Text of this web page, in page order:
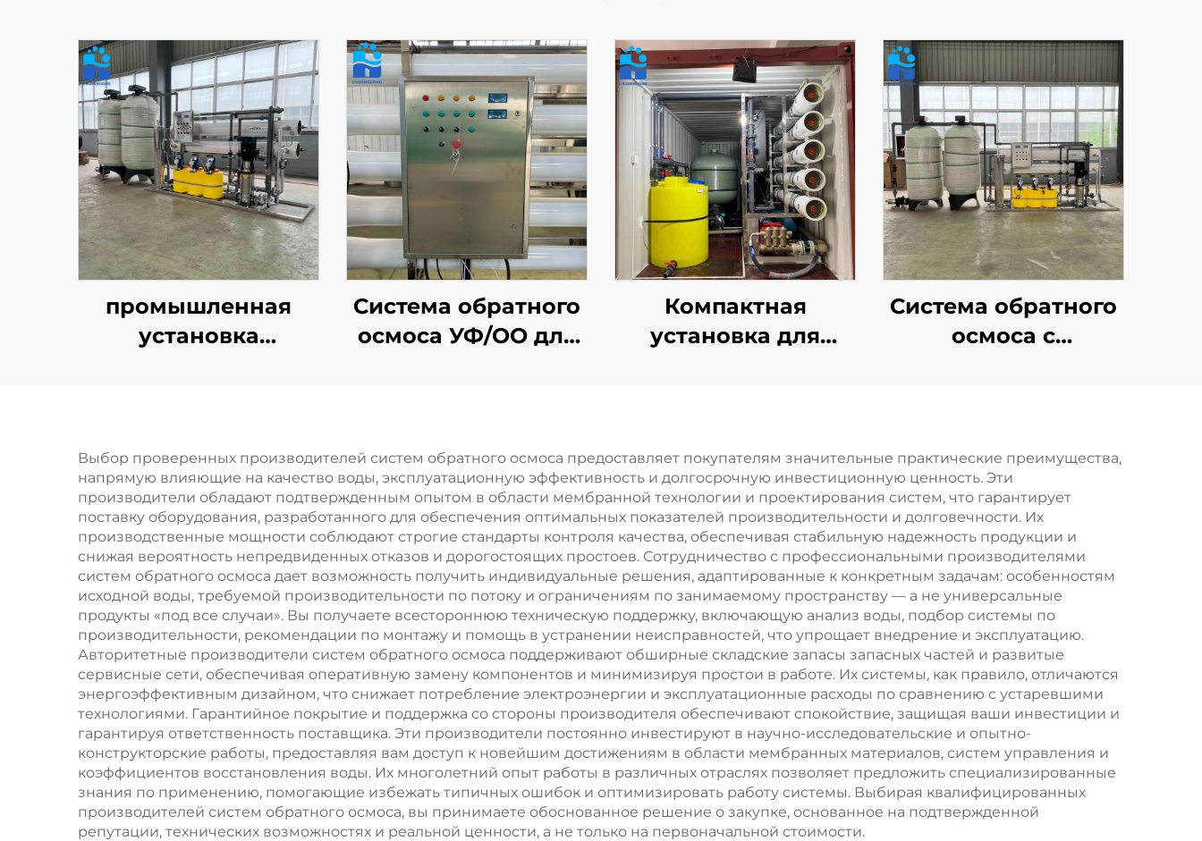
промышленная
установка
100–500 т/сут с
возможностью
индивидуальной
настройки,
установка для
очистки воды,
система обратного
осмоса,
водоочистители с
мембраной
обратного осмоса
Система обратного
осмоса УФ/ОО для
воды,
сельскохозяйственных
нужд и
рециркуляции
сточных вод
Компактная
установка для
(RO), оборудование
для опреснения,
установка для
очистки грунтовых
вод из скважин
методом обратного
осмоса
Система обратного
осмоса с
установка для
очистки воды,
фильтрационная
система для
питьевой воды в
фермерских домах
Выбор проверенных производителей систем обратного осмоса предоставляет покупателям значительные практические преимущества,
напрямую влияющие на качество воды, эксплуатационную эффективность и долгосрочную инвестиционную ценность. Эти
производители обладают подтвержденным опытом в области мембранной технологии и проектирования систем, что гарантирует
поставку оборудования, разработанного для обеспечения оптимальных показателей производительности и долговечности. Их
производственные мощности соблюдают строгие стандарты контроля качества, обеспечивая стабильную надежность продукции и
снижая вероятность непредвиденных отказов и дорогостоящих простоев. Сотрудничество с профессиональными производителями
систем обратного осмоса дает возможность получить индивидуальные решения, адаптированные к конкретным задачам: особенностям
исходной воды, требуемой производительности по потоку и ограничениям по занимаемому пространству — а не универсальные
продукты «под все случаи». Вы получаете всестороннюю техническую поддержку, включающую анализ воды, подбор системы по
производительности, рекомендации по монтажу и помощь в устранении неисправностей, что упрощает внедрение и эксплуатацию.
Авторитетные производители систем обратного осмоса поддерживают обширные складские запасы запасных частей и развитые
сервисные сети, обеспечивая оперативную замену компонентов и минимизируя простои в работе. Их системы, как правило, отличаются
энергоэффективным дизайном, что снижает потребление электроэнергии и эксплуатационные расходы по сравнению с устаревшими
технологиями. Гарантийное покрытие и поддержка со стороны производителя обеспечивают спокойствие, защищая ваши инвестиции и
гарантируя ответственность поставщика. Эти производители постоянно инвестируют в научно-исследовательские и опытно-
конструкторские работы, предоставляя вам доступ к новейшим достижениям в области мембранных материалов, систем управления и
коэффициентов восстановления воды. Их многолетний опыт работы в различных отраслях позволяет предложить специализированные
знания по применению, помогающие избежать типичных ошибок и оптимизировать работу системы. Выбирая квалифицированных
производителей систем обратного осмоса, вы принимаете обоснованное решение о закупке, основанное на подтвержденной
репутации, технических возможностях и реальной ценности, а не только на первоначальной стоимости.